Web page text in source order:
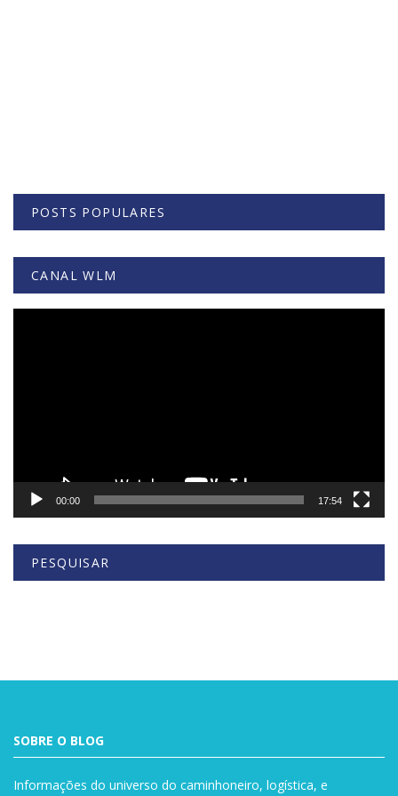
POSTS POPULARES
CANAL WLM
00:00 17:54
PESQUISAR
SOBRE O BLOG
Informações do universo do caminhoneiro, logística, e